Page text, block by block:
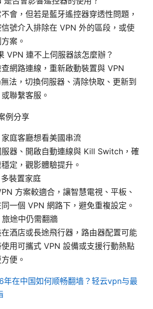
會，但若是藍牙遙控器穿透性問題，
號介入排除在 VPN 外的區段，或使
案。
VPN 連不上伺服器該怎麼辦？
網路連線，重新啟動裝置與 VPN
法，切換伺服器、清除快取、更新到
聯繫客服。
例分享
庭客廳想看美國串流
器、開啟自動連線與 Kill Switch，確
定，觀影體驗提升。
裝置家庭
方案較適合，讓智慧電視、平板、
一個 VPN 網路下，避免重複設定。
途中仍需翻牆
酒店或長途飛行器，路由器配置可能
用可攜式 VPN 設備或支援行動熱點
便。
年在中国如何顺畅翻墙？轻云vpn与最